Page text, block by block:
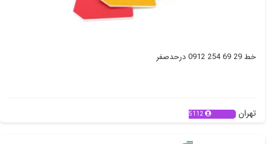
خط 29 69 254 0912 درحدصفر
تهران 5112